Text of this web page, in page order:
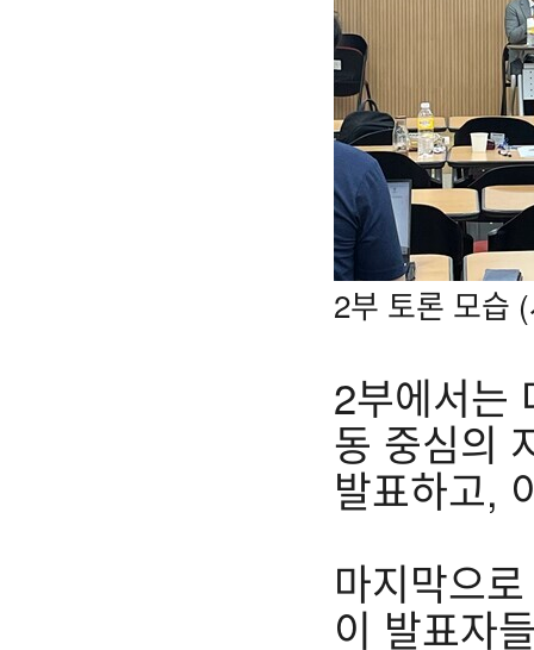
2부 토론 모습
2부에서는
동 중심의
발표하고,
마지막으
이 발표자